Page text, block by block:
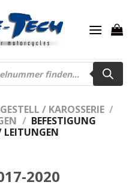
/ KAROSSERIE /
/ BEFESTIGUNG
LEITUNGEN
2020